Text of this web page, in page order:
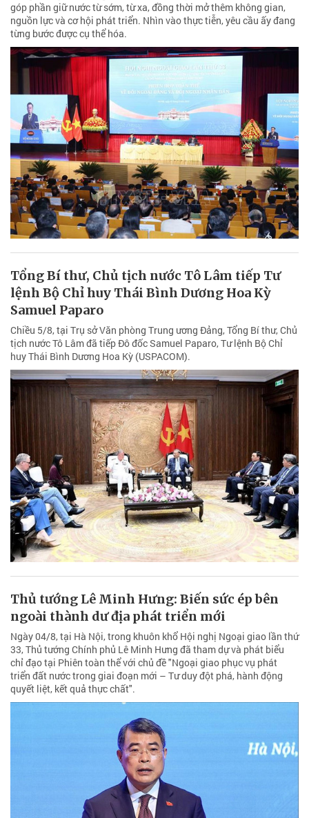
góp phần giữ nước từ sớm, từ xa, đồng thời mở thêm không gian,
nguồn lực và cơ hội phát triển. Nhìn vào thực tiễn, yêu cầu ấy đang
từng bước được cụ thể hóa.
Tổng Bí thư, Chủ tịch nước Tô Lâm tiếp Tư
lệnh Bộ Chỉ huy Thái Bình Dương Hoa Kỳ
Samuel Paparo
Chiều 5/8, tại Trụ sở Văn phòng Trung ương Đảng, Tổng Bí thư, Chủ
tịch nước Tô Lâm đã tiếp Đô đốc Samuel Paparo, Tư lệnh Bộ Chỉ
huy Thái Bình Dương Hoa Kỳ (USPACOM).
Thủ tướng Lê Minh Hưng: Biến sức ép bên
ngoài thành dư địa phát triển mới
Ngày 04/8, tại Hà Nội, trong khuôn khổ Hội nghị Ngoại giao lần thứ
33, Thủ tướng Chính phủ Lê Minh Hưng đã tham dự và phát biểu
chỉ đạo tại Phiên toàn thể với chủ đề "Ngoại giao phục vụ phát
triển đất nước trong giai đoạn mới – Tư duy đột phá, hành động
quyết liệt, kết quả thực chất".